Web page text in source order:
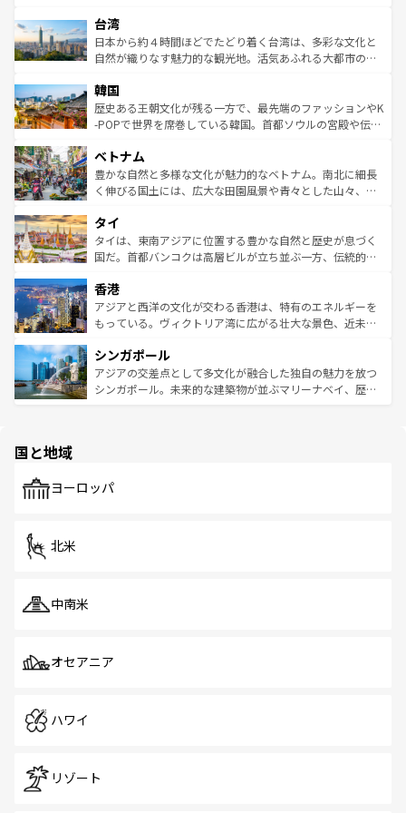
情報は
人々、おいしいローカルフードやハワイアンミュージッ
ク、伝統的なフラダンスなど、すべてがハワイの魅力を彩
っている。訪れるたびに新しい発見と感動が待っているハ
はコンテンツ一覧
リアリーフや大陸中央部にそびえるウルル（エアーズロッ
ク）、タスマニアの美しい原生林やケアンズの熱帯雨林な
ど、見どころがたくさん。また、カフェやワイン、オージ
いる。アクティビティも充実しており、サーフィンやダイ
ビング、ハイキングなど、アウトドア好きにはたまらな
い。オーストラリアの多彩な魅力を存分に味わいつくそ
参照してほしい。
台湾
日本から約４時間ほどでたどり着く台湾は、多彩な文化と
自然が織りなす魅力的な観光地。活気あふれる大都市の台
ン）、静ひつな山岳地帯である台湾東部など、都市の喧騒
と山間の静けさが共存しており、訪れる人に新しい発見と
驚きをもたらしてくれる。また、奥深い台湾の食文化も魅
容にもいいと評判のスイーツなど、バラエティ豊かな料理
が味わえる。 なお、新着の台湾情報は コンテンツ一覧を参
照してほしい。
韓国
歴史ある王朝文化が残る一方で、最先端のファッションやK
-POPで世界を席巻している韓国。首都ソウルの宮殿や伝統
き、地方に足を延ばせば四季折々の自然美を楽しむことが
できる。そして、キムチや焼肉、絶品のストリートフード
まで、さまざまな韓国料理が待っている。夜には、韓国な
リティに包まれながら、韓国の多彩な魅力を心ゆくまで味
わってみてほしい。 なお、新着の韓国情報はコンテンツ一
覧を参照してほしい。
ベトナム
豊かな自然と多様な文化が魅力的なベトナム。南北に細長
く伸びる国土には、広大な田園風景や青々とした山々、世
急速な発展と共に伝統が息づく。ハノイの古い町並みやホ
ーチミン市のフランス統治時代の建物も、独特の雰囲気を
醸し出している。また、バラエティの豊かさとおいしさで
とつ。フォーやバインミー、ベトナムコーヒーなどは、ぜ
ひ現地で味わいたい。どの地域を訪れてもあたたかい人々
が旅行者を迎えてくれるので、きっと忘れられない旅にな
参照してほしい。
タイ
タイは、東南アジアに位置する豊かな自然と歴史が息づく
国だ。首都バンコクは高層ビルが立ち並ぶ一方、伝統的な
の活気が交差している。北部ではチェンマイなどの山岳地
帯で自然と触れ合い、南部ではプーケットやクラビの美し
いビーチでリゾート気分を楽しむことができる。タイ料理
激する。気候は一年中温暖で、どの季節にも異なる楽しみ
が待っている。親しみやすいタイの人々、仏教を中心とし
た文化、そして多様な観光資源が、訪れる旅人を魅了し続
香港
アジアと西洋の文化が交わる香港は、特有のエネルギーを
もっている。ヴィクトリア湾に広がる壮大な景色、近未来
み、どこを訪れても感動するはず。観光スポットが密集し
ており、効率よく見どころを回れるのも魅力。息をのむよ
うな絶景から文化的な体験まで、香港を存分に楽しみ尽く
シンガポール
アジアの交差点として多文化が融合した独自の魅力を放つ
シンガポール。未来的な建築物が並ぶマリーナベイ、歴史
で、ホーカーズは地元の風情を楽しめる外せないスポット
国と地域
ヨーロッパ
北米
中南米
オセアニア
ハワイ
リゾート